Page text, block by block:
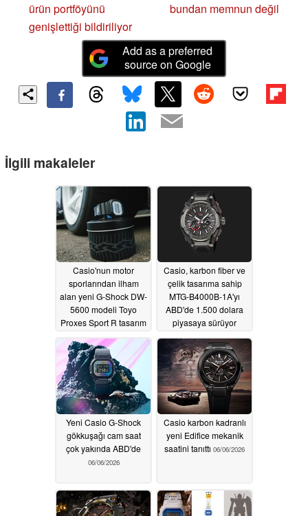
ürün portföyünü
genişlettiği bildiriliyor
bundan memnun değil
Add as a preferred
source on Google
İlgili makaleler
Casio'nun motor
sporlarından ilham
alan yeni G-Shock DW-
5600 modeli Toyo
Proxes Sport R tasarım
06/11/2026
Casio, karbon fiber ve
çelik tasarıma sahip
MTG-B4000B-1A'yı
ABD'de 1.500 dolara
piyasaya sürüyor
06/10/2026
Yeni Casio G-Shock
gökkuşağı cam saat
çok yakında ABD'de
06/06/2026
Casio karbon kadranlı
yeni Edifice mekanik
saatini tanıttı 06/06/2026